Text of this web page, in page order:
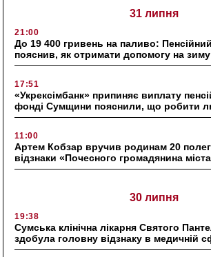
31 липня
21:00
До 19 400 гривень на паливо:
пояснив, як отримати допомогу на зиму
17:51
«Укрексімбанк» припиняє виплату
фонді Сумщини пояснили, що робити
11:00
Артем Кобзар вручив родинам 20
відзнаки «Почесного громадянина
30 липня
19:38
Сумська клінічна лікарня Святого
здобула головну відзнаку в медичній